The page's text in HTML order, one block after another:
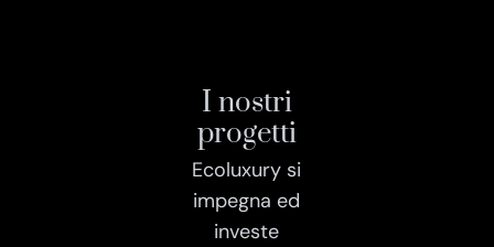
I nostri
progetti
Ecoluxury si
impegna ed
investe